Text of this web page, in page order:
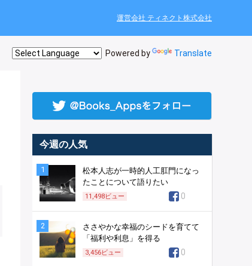
運営会社 ティネクト株式会社
Powered by Translate
今週の人気
1
松本人志が一時的人工肛門になっ
たことについて語りたい
11,498ビュー 0
2
ささやかな幸福のシードを育てて
「福利や利息」を得る
3,456ビュー 0